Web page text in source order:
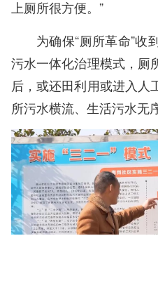
上厕所很方便。”
为确保“厕所革命”收
污水一体化治理模式，厕
后，或还田利用或进入人
所污水横流、生活污水无